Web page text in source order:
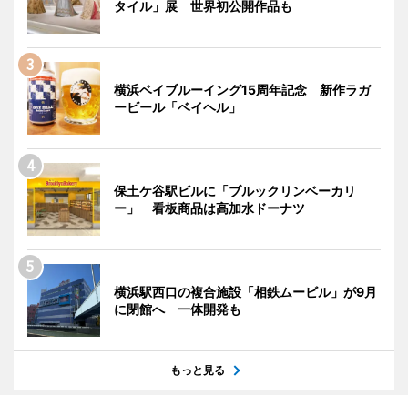
タイル」展 世界初公開作品も
横浜ベイブルーイング15周年記念 新作ラガ
ービール「ベイヘル」
保土ケ谷駅ビルに「ブルックリンベーカリ
ー」 看板商品は高加水ドーナツ
横浜駅西口の複合施設「相鉄ムービル」が9月
に閉館へ 一体開発も
もっと見る